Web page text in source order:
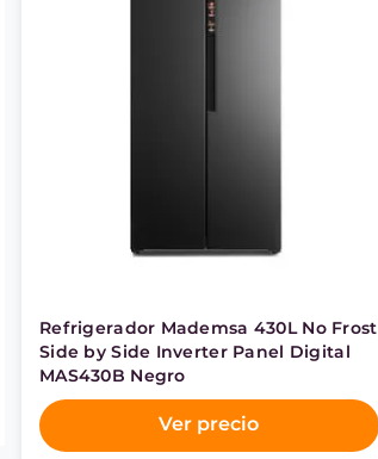
Refrigerador Mademsa 430L No Frost
Side by Side Inverter Panel Digital
MAS430B Negro
Ver precio